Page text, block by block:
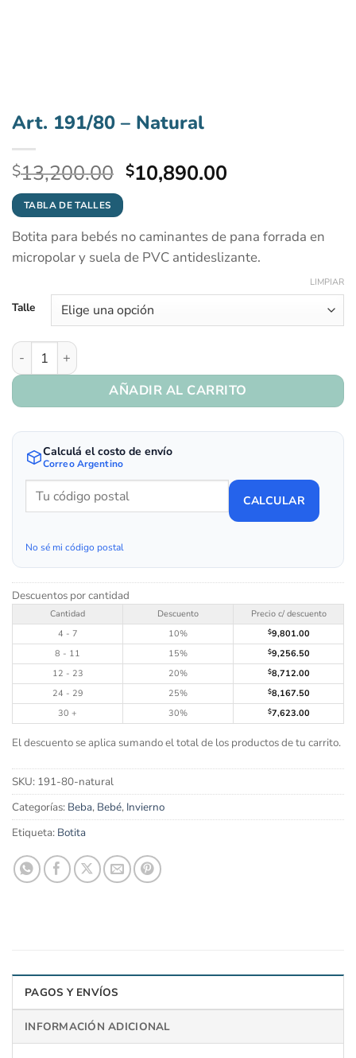
Art. 191/80 – Natural
$13,200.00 El
precio
era:
$13,200.00.
$10,890.00El
es:
$10,890.00.
TABLA DE TALLES
Botita para bebés no caminantes de pana forrada en
micropolar y suela de PVC antideslizante.
Talle
LIMPIAR
Art. 191/80 - Natural cantidad
AÑADIR AL CARRITO
Calculá el costo de envío
Correo Argentino
CALCULAR
No sé mi código postal
Descuentos por cantidad
Cantidad Descuento
Precio c/ descuento
4 - 7
10% $9,801.00
8 - 11
15% $9,256.50
12 - 23
20% $8,712.00
24 - 29
25% $8,167.50
30 +
30% $7,623.00
El descuento se aplica sumando el total de los productos de tu carrito.
SKU: 191-80-natural
Categorías: Beba, Bebé, Invierno
Etiqueta: Botita
PAGOS Y ENVÍOS
INFORMACIÓN ADICIONAL